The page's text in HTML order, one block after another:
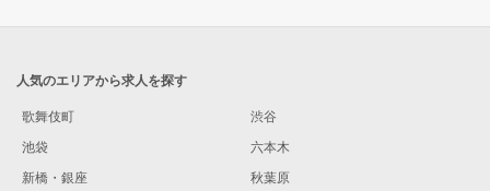
人気のエリアから求人を探す
歌舞伎町
渋谷
池袋
六本木
新橋・銀座
秋葉原